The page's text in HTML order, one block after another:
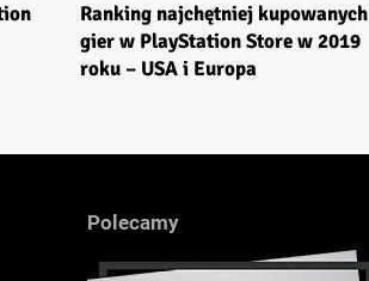
Ranking najchętniej kupowanych
gier w PlayStation Store w 2019
roku – USA i Europa
Polecamy